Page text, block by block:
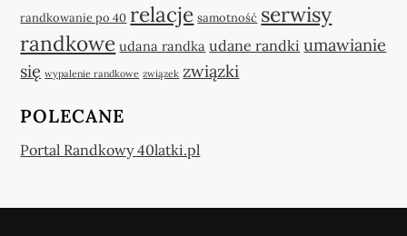
randkowanie po 40 relacje samotność serwisy
randkowe udana randka udane randki umawianie
się wypalenie randkowe związek związki
POLECANE
Portal Randkowy 40latki.pl